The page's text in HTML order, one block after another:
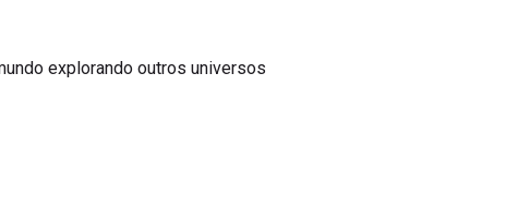
explorando outros universos